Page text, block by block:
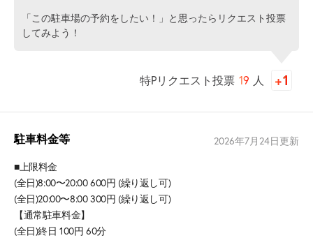
「この駐車場の予約をしたい！」と思ったらリクエスト投票
してみよう！
特Pリクエスト投票 19 人
駐車料金等 2026年7月24日更新
■上限料金
(全日)8:00〜20:00 600円 (繰り返し可)
(全日)20:00〜8:00 300円 (繰り返し可)
【通常駐車料金】
(全日)終日 100円 60分